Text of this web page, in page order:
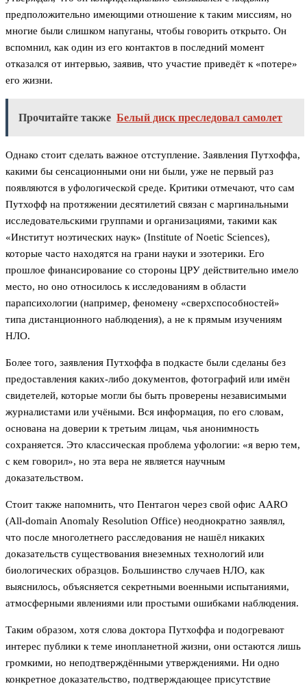
предположительно имеющими отношение к таким миссиям, но
многие были слишком напуганы, чтобы говорить открыто. Он
вспомнил, как один из его контактов в последний момент
отказался от интервью, заявив, что участие приведёт к «потере»
его жизни.
Прочитайте также Белый диск преследовал самолет
Однако стоит сделать важное отступление. Заявления Путхоффа,
какими бы сенсационными они ни были, уже не первый раз
появляются в уфологической среде. Критики отмечают, что сам
Путхофф на протяжении десятилетий связан с маргинальными
исследовательскими группами и организациями, такими как
«Институт ноэтических наук» (Institute of Noetic Sciences),
которые часто находятся на грани науки и эзотерики. Его
прошлое финансирование со стороны ЦРУ действительно имело
место, но оно относилось к исследованиям в области
парапсихологии (например, феномену «сверхспособностей»
типа дистанционного наблюдения), а не к прямым изучениям
НЛО.
Более того, заявления Путхоффа в подкасте были сделаны без
предоставления каких-либо документов, фотографий или имён
свидетелей, которые могли бы быть проверены независимыми
журналистами или учёными. Вся информация, по его словам,
основана на доверии к третьим лицам, чья анонимность
сохраняется. Это классическая проблема уфологии: «я верю тем,
с кем говорил», но эта вера не является научным
доказательством.
Стоит также напомнить, что Пентагон через свой офис AARO
(All-domain Anomaly Resolution Office) неоднократно заявлял,
что после многолетнего расследования не нашёл никаких
доказательств существования внеземных технологий или
биологических образцов. Большинство случаев НЛО, как
выяснилось, объясняется секретными военными испытаниями,
атмосферными явлениями или простыми ошибками наблюдения.
Таким образом, хотя слова доктора Путхоффа и подогревают
интерес публики к теме инопланетной жизни, они остаются лишь
громкими, но неподтверждёнными утверждениями. Ни одно
конкретное доказательство, подтверждающее присутствие